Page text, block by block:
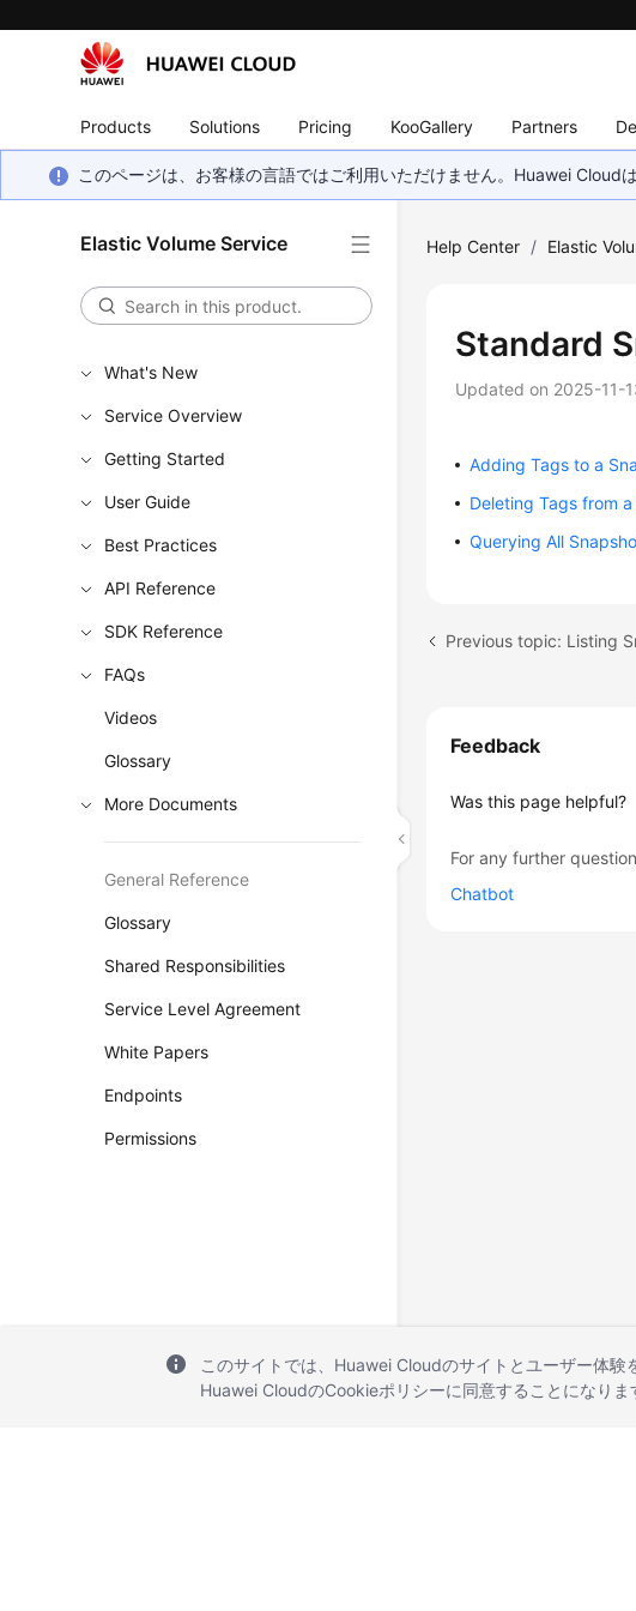
Products Solutions Pricing KooGallery Partners
このページは、お客様の言語ではご利用いただけません。Huawei Cloud
Elastic Volume Service
What's New
Service Overview
Getting Started
User Guide
Best Practices
API Reference
SDK Reference
FAQs
Videos
Glossary
More Documents
General Reference
Glossary
Shared Responsibilities
Service Level Agreement
White Papers
Endpoints
Permissions
Help Center / Elastic
Standard
Updated on 2025-11-
Adding Tags to a
Deleting Tags from
Querying All
Previous topic: Listing
Feedback
Was this page helpful?
For any further
Chatbot
このサイトでは、Huawei Cloudのサイトとユーザー体
Huawei CloudのCookieポリシーに同意することになりま